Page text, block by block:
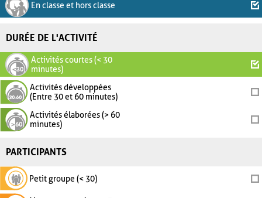
En classe et hors classe
DURÉE DE L'ACTIVITÉ
Activités courtes (< 30
minutes)
Activités développées
(Entre 30 et 60 minutes)
Activités élaborées (> 60
minutes)
PARTICIPANTS
Petit groupe (< 30)